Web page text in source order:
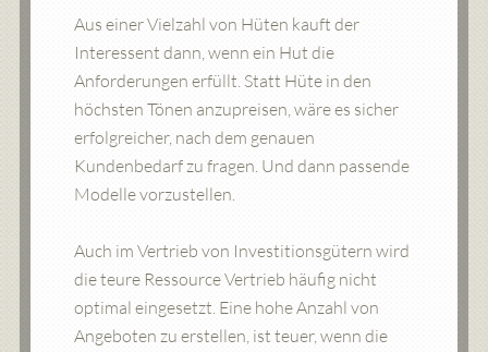
Aus einer Vielzahl von Hüten kauft der
Interessent dann, wenn ein Hut die
Anforderungen erfüllt. Statt Hüte in den
höchsten Tönen anzupreisen, wäre es sicher
erfolgreicher, nach dem genauen
Kundenbedarf zu fragen. Und dann passende
Modelle vorzustellen.
Auch im Vertrieb von Investitionsgütern wird
die teure Ressource Vertrieb häufig nicht
optimal eingesetzt. Eine hohe Anzahl von
Angeboten zu erstellen, ist teuer, wenn die